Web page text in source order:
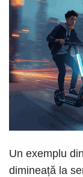
Un exemplu
dimineață la